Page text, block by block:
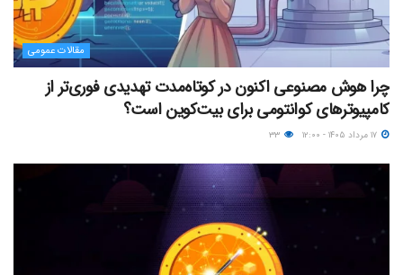
مقالات عمومی
چرا هوش مصنوعی اکنون در کوتاه‌مدت تهدیدی فوری‌تر از
کامپیوترهای کوانتومی برای بیت‌کوین است؟